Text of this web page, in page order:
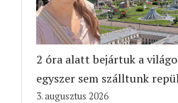
2 óra alatt bejártuk a
egyszer sem szálltunk
3. augusztus 2026